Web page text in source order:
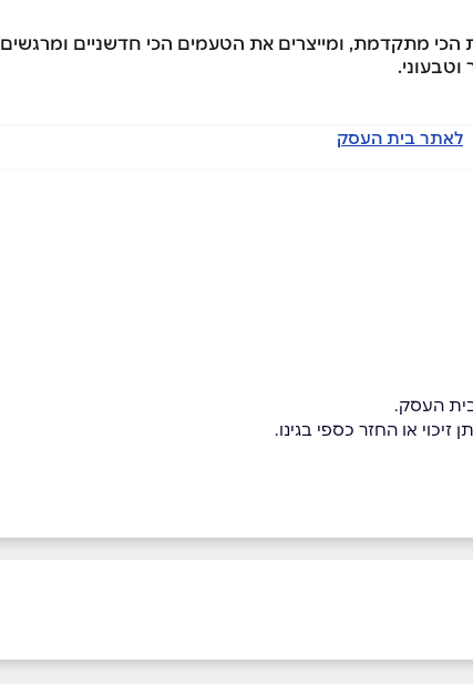
הכי מתקדמת, ומייצרים את הטעמים הכי חדשניים ומרגשים
לאתר בית העסק
העסק.
או החזר כספי בגינו.